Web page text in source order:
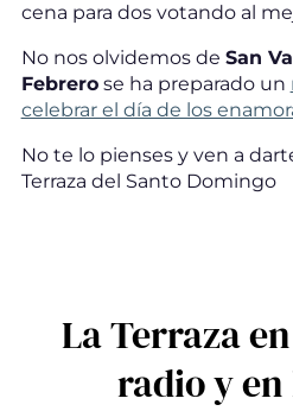
cena para dos votando al
No nos olvidemos de San
Febrerose ha preparado un
celebrar el día de los
No te lo pienses y ven a
Terraza del Santo Domingo
La Terraza
radio y en